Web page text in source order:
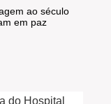
ao século
em paz